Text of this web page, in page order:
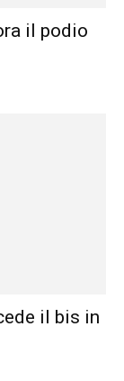
il podio
il bis in